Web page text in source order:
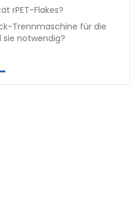
rPET-Flakes?
Trennmaschine für die
notwendig?